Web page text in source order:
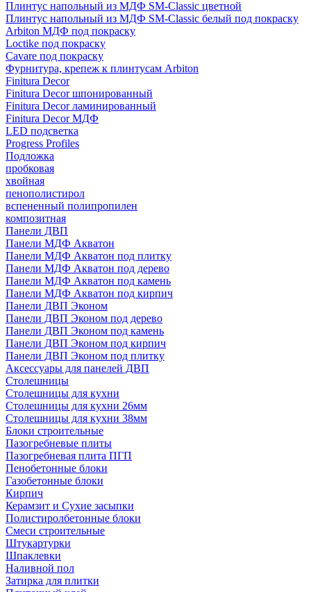
Плинтус напольный из МДФ SM-Classic цветной
Плинтус напольный из МДФ SM-Classic белый под покраску
Arbiton МДФ под покраску
Loctike под покраску
Cavare под покраску
Фурнитура, крепеж к плинтусам Arbiton
Finitura Decor
Finitura Decor шпонированный
Finitura Decor ламинированный
Finitura Decor МДФ
LED подсветка
Progress Profiles
Подложка
пробковая
хвойная
пенополистирол
вспененный полипропилен
композитная
Панели ДВП
Панели МДФ Акватон
Панели МДФ Акватон под плитку
Панели МДФ Акватон под дерево
Панели МДФ Акватон под камень
Панели МДФ Акватон под кирпич
Панели ДВП Эконом
Панели ДВП Эконом под дерево
Панели ДВП Эконом под камень
Панели ДВП Эконом под кирпич
Панели ДВП Эконом под плитку
Аксессуары для панелей ДВП
Столешницы
Столешницы для кухни
Столешницы для кухни 26мм
Столешницы для кухни 38мм
Блоки строительные
Пазогребневые плиты
Пазогребневая плита ПГП
Пенобетонные блоки
Газобетонные блоки
Кирпич
Керамзит и Сухие засыпки
Полистиролбетонные блоки
Смеси строительные
Штукартурки
Шпаклевки
Наливной пол
Затирка для плитки